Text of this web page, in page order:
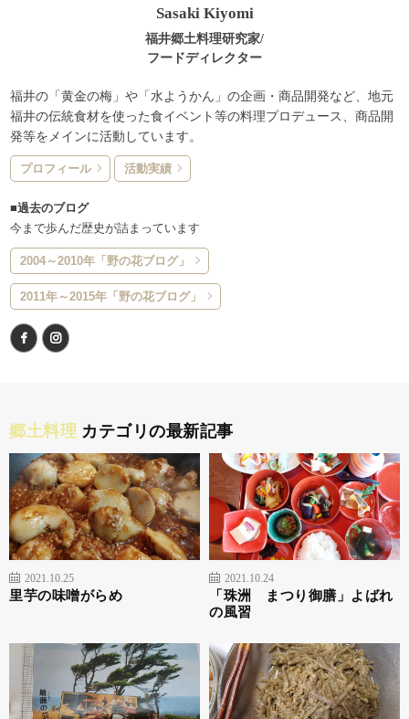
Sasaki Kiyomi
福井郷土料理研究家/
フードディレクター
福井の「黄金の梅」や「水ようかん」の企画・商品開発など、地元
福井の伝統食材を使った食イベント等の料理プロデュース、商品開
発等をメインに活動しています。
プロフィール 活動実績
■過去のブログ
今まで歩んだ歴史が詰まっています
2004～2010年「野の花ブログ」
2011年～2015年「野の花ブログ」
郷土料理 カテゴリの最新記事
2021.10.25
里芋の味噌がらめ
2021.10.24
「珠洲 まつり御膳」よばれ
の風習